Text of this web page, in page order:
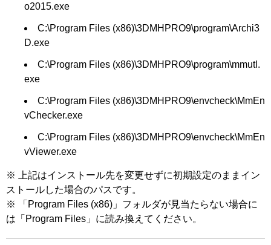
o2015.exe
C:\Program Files (x86)\3DMHPRO9\program\Archi3
D.exe
C:\Program Files (x86)\3DMHPRO9\program\mmutl.
exe
C:\Program Files (x86)\3DMHPRO9\envcheck\MmEn
vChecker.exe
C:\Program Files (x86)\3DMHPRO9\envcheck\MmEn
vViewer.exe
※ 上記はインストール先を変更せずに初期設定のままイン
ストールした場合のパスです。
※ 「Program Files (x86)」フォルダが見当たらない場合に
は「Program Files」に読み換えてください。